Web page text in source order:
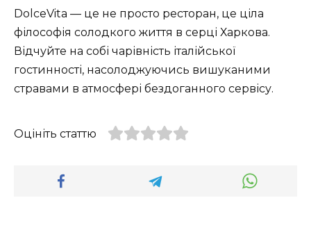
DolceVita — це не просто ресторан, це ціла
філософія солодкого життя в серці Харкова.
Відчуйте на собі чарівність італійської
гостинності, насолоджуючись вишуканими
стравами в атмосфері бездоганного сервісу.
Оцініть статтю